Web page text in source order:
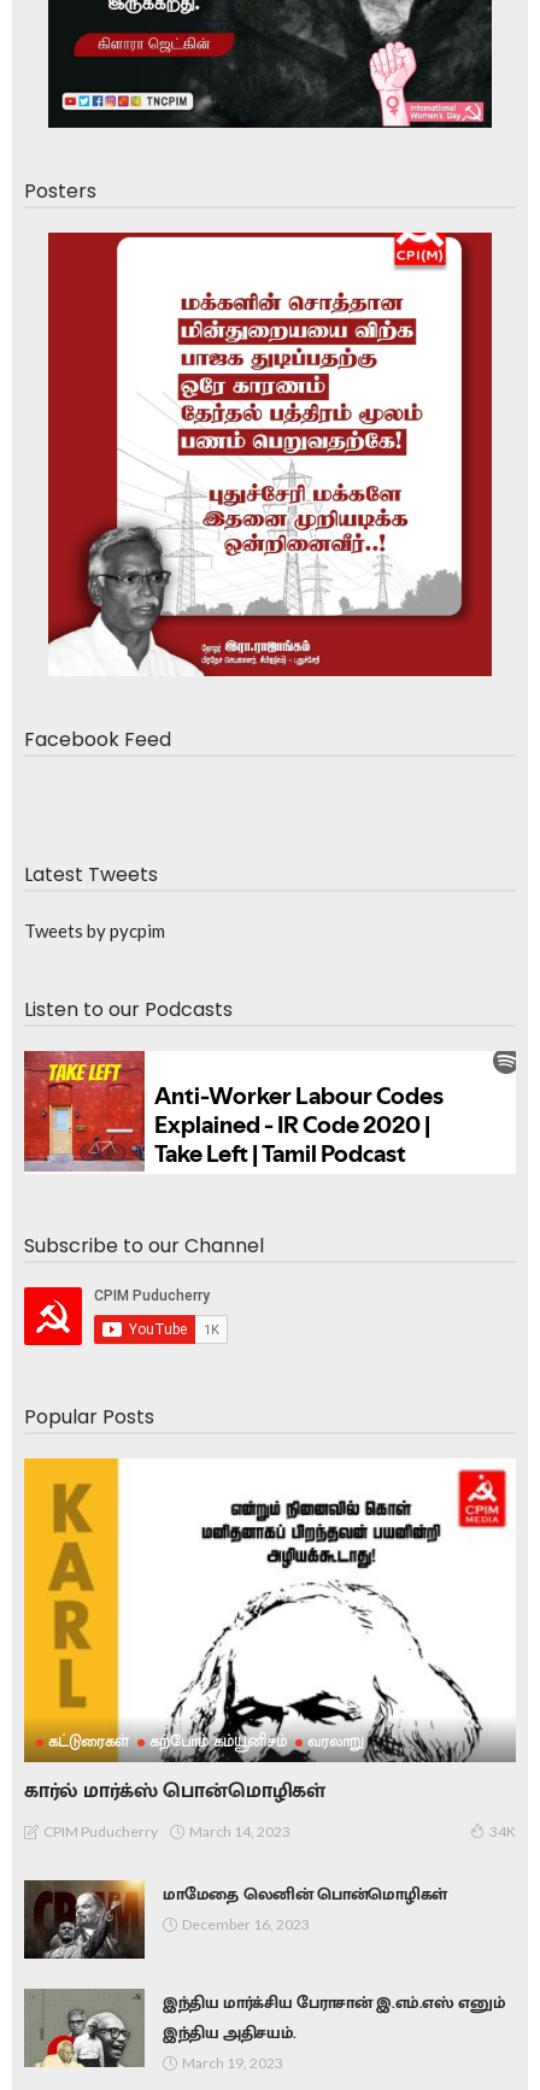
Posters
Facebook Feed
Latest Tweets
Tweets by pycpim
Listen to our Podcasts
Subscribe to our Channel
Popular Posts
கட்டுரைகள் கற்போம் கம்யூனிசம் வரலாறு
கார்ல் மார்க்ஸ் பொன்மொழிகள்
CPIM Puducherry March 14, 2023 34K
மாமேதை லெனின் பொன்மொழிகள்
December 16, 2023
இந்திய மார்க்சிய பேராசான் இ.எம்.எஸ் எனும்
இந்திய அதிசயம்.
March 19, 2023